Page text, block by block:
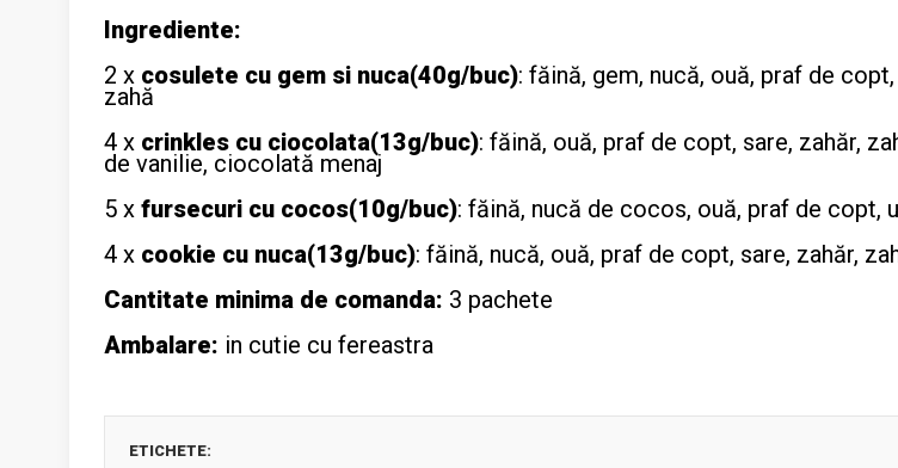
Ingrediente:
2 x cosulete cu gem si nuca(40g/buc): făină, gem, nucă, ouă, praf de
zahă
4 x crinkles cu ciocolata(13g/buc): făină, ouă, praf de copt, sare, zahăr,
de vanilie, ciocolată menaj
5 x fursecuri cu cocos(10g/buc): făină, nucă de cocos, ouă, praf de copt,
4 x cookie cu nuca(13g/buc): făină, nucă, ouă, praf de copt, sare, zahăr,
Cantitate minima de comanda: 3 pachete
Ambalare: in cutie cu fereastra
ETICHETE: